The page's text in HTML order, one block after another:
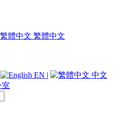
繁體中文
EN | 中文